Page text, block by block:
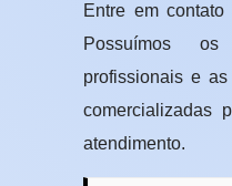
Entre em
Possuímos os
profissionais e
comercializadas
atendimento.